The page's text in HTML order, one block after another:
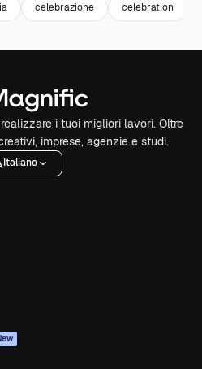
celebrazione celebration
i tuoi migliori lavori. Oltre
imprese, agenzie e studi.
Italiano